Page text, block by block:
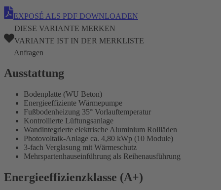
EXPOSÉ ALS PDF DOWNLOADEN
DIESE VARIANTE MERKEN
VARIANTE IST IN DER MERKLISTE
Anfragen
Ausstattung
Bodenplatte (WU Beton)
Energieeffiziente Wärmepumpe
Fußbodenheizung 35° Vorlauftemperatur
Kontrollierte Lüftungsanlage
Wandintegrierte elektrische Aluminium Rollläden
Photovoltaik-Anlage ca. 4,80 kWp (10 Module)
3-fach Verglasung mit Wärmeschutz
Mehrspartenhauseinführung als Reihenausführung
Energieeffizienzklasse (A+)